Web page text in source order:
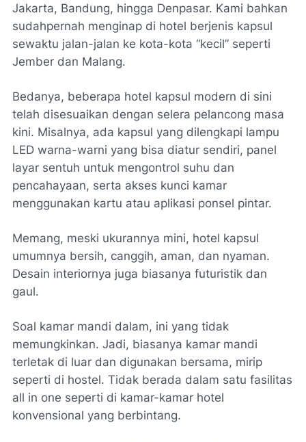
Jakarta, Bandung, hingga Denpasar. Kami bahkan
sudahpernah menginap di hotel berjenis kapsul
sewaktu jalan-jalan ke kota-kota “kecil” seperti
Jember dan Malang.
Bedanya, beberapa hotel kapsul modern di sini
telah disesuaikan dengan selera pelancong masa
kini. Misalnya, ada kapsul yang dilengkapi lampu
LED warna-warni yang bisa diatur sendiri, panel
layar sentuh untuk mengontrol suhu dan
pencahayaan, serta akses kunci kamar
menggunakan kartu atau aplikasi ponsel pintar.
Memang, meski ukurannya mini, hotel kapsul
umumnya bersih, canggih, aman, dan nyaman.
Desain interiornya juga biasanya futuristik dan
gaul.
Soal kamar mandi dalam, ini yang tidak
memungkinkan. Jadi, biasanya kamar mandi
terletak di luar dan digunakan bersama, mirip
seperti di hostel. Tidak berada dalam satu fasilitas
all in one seperti di kamar-kamar hotel
konvensional yang berbintang.